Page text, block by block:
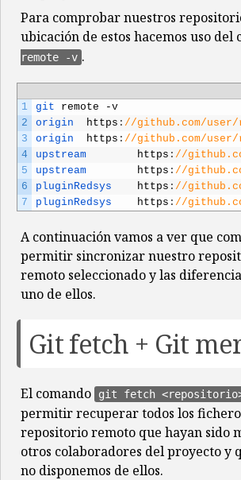
Para comprobar nuestros
ubicación de estos hacemos uso del
remote -v .
1
2
3
4
5
6
7
git remote -v
origin
https : //github.com/
origin
https : //github.com/
upstream
https : //
upstream
https : //
pluginRedsys
https : //
pluginRedsys
https : //
A continuación vamos a ver que
permitir sincronizar nuestro
remoto seleccionado y las
uno de ellos.
Git fetch + Git
El comando git fetch
permitir recuperar todos los
repositorio remoto que hayan sido
otros colaboradores del proyecto y
no disponemos de ellos.